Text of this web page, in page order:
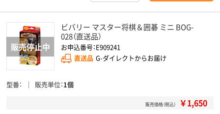
ビバリー マスター将棋＆囲碁 ミニ BOG-
028（直送品）
お申込番号：E909241
直送品 G-ダイレクトからお届け
型番 販売単位 1個
販売価格（税込） ￥1,650